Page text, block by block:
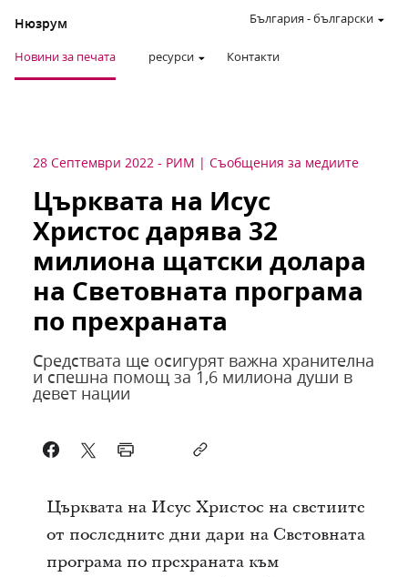
Нюзрум
Новини за печата ресурси Контакти
България -български
28 Септември 2022 - РИМ Съобщения за медиите
Църквата на Исус
Христос дарява 32
милиона щатски долара
на Световната програма
по прехраната
Средствата ще осигурят важна хранителна
и спешна помощ за 1,6 милиона души в
девет нации
Църквата на Исус Христос на светиите
от последните дни дари на Световната
програма по прехраната към